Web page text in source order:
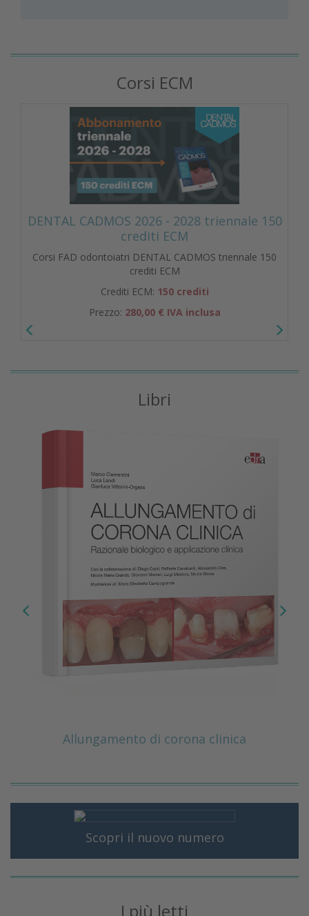
Corsi ECM
DENTAL CADMOS 2026 - 2028 triennale 150
crediti ECM
Corsi FAD odontoiatri DENTAL CADMOS triennale 150
crediti ECM
Crediti ECM: 150 crediti
Prezzo: 280,00 € IVA inclusa
Libri
Allungamento di corona clinica
Scopri il nuovo numero
I più letti